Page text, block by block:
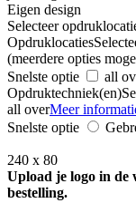
Eigen design
Selecteer
Opdruklocaties
(meerdere opties
Snelste optie
all
Opdruktechniek(en)
all overMeer
Snelste optie
240 x 80
Upload je logo in de
bestelling.